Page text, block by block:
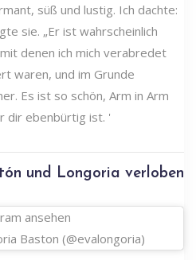
süß und lustig. Ich dachte:
sie. „Er ist wahrscheinlich
denen ich mich verabredet
waren, und im Grunde
Es ist so schön, Arm in Arm
dir ebenbürtig ist. '
und Longoria verloben
ansehen
Baston (@evalongoria)